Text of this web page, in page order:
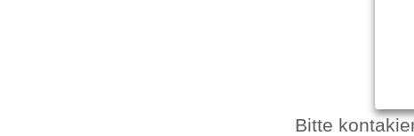
Bitte